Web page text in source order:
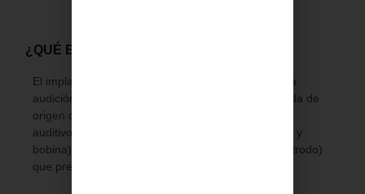
¿QUÉ ES UN IMPLANTE COCLEAR?
El implante coclear es un dispositivo que permite la
audición en casos de sordera o hipoacusia profunda de
origen coclear, por estimulación directa del nervio
auditivo. Consta de una parte externa (procesador y
bobina) y otra interna (receptor-estimulador y electrodo)
que precisa cirugía para ser implantada.